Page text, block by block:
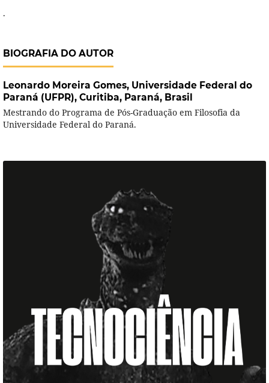
.
BIOGRAFIA DO AUTOR
Leonardo Moreira Gomes, Universidade Federal do
Paraná (UFPR), Curitiba, Paraná, Brasil
Mestrando do Programa de Pós-Graduação em Filosofia da
Universidade Federal do Paraná.